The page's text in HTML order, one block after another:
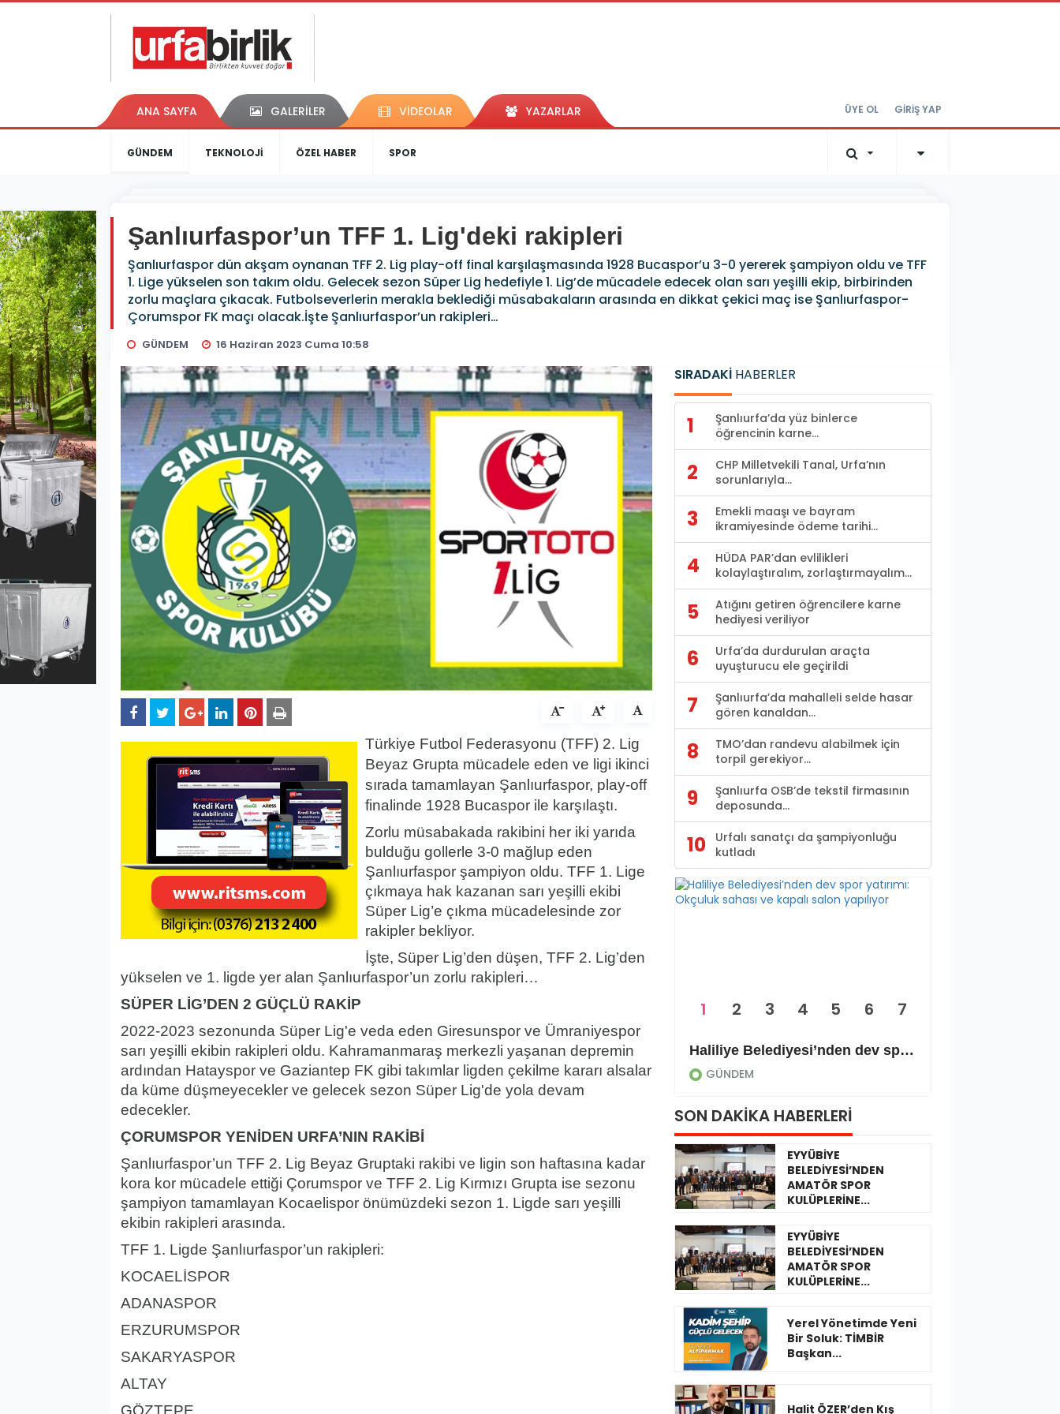
ANA SAYFA GALERİLER VİDEOLAR YAZARLAR ÜYE OL GİRİŞ YAP
GÜNDEM TEKNOLOJİ ÖZEL HABER SPOR
Şanlıurfaspor’un TFF 1. Lig'deki rakipleri
Şanlıurfaspor dün akşam oynanan TFF 2. Lig play-off final karşılaşmasında 1928 Bucaspor’u 3-0 yererek şampiyon oldu ve TFF
1. Lige yükselen son takım oldu. Gelecek sezon Süper Lig hedefiyle 1. Lig’de mücadele edecek olan sarı yeşilli ekip, birbirinden
zorlu maçlara çıkacak. Futbolseverlerin merakla beklediği müsabakaların arasında en dikkat çekici maç ise Şanlıurfaspor-
Çorumspor FK maçı olacak.İşte Şanlıurfaspor’un rakipleri…
GÜNDEM 16 Haziran 2023 Cuma 10:58
Türkiye Futbol Federasyonu (TFF) 2. Lig
Beyaz Grupta mücadele eden ve ligi ikinci
sırada tamamlayan Şanlıurfaspor, play-off
finalinde 1928 Bucaspor ile karşılaştı.
Zorlu müsabakada rakibini her iki yarıda
bulduğu gollerle 3-0 mağlup eden
Şanlıurfaspor şampiyon oldu. TFF 1. Lige
çıkmaya hak kazanan sarı yeşilli ekibi
Süper Lig’e çıkma mücadelesinde zor
rakipler bekliyor.
İşte, Süper Lig’den düşen, TFF 2. Lig’den
yükselen ve 1. ligde yer alan Şanlıurfaspor’un zorlu rakipleri…
SÜPER LİG’DEN 2 GÜÇLÜ RAKİP
2022-2023 sezonunda Süper Lig'e veda eden Giresunspor ve Ümraniyespor
sarı yeşilli ekibin rakipleri oldu. Kahramanmaraş merkezli yaşanan depremin
ardından Hatayspor ve Gaziantep FK gibi takımlar ligden çekilme kararı alsalar
da küme düşmeyecekler ve gelecek sezon Süper Lig'de yola devam
edecekler.
ÇORUMSPOR YENİDEN URFA’NIN RAKİBİ
Şanlıurfaspor’un TFF 2. Lig Beyaz Gruptaki rakibi ve ligin son haftasına kadar
kora kor mücadele ettiği Çorumspor ve TFF 2. Lig Kırmızı Grupta ise sezonu
şampiyon tamamlayan Kocaelispor önümüzdeki sezon 1. Ligde sarı yeşilli
ekibin rakipleri arasında.
TFF 1. Ligde Şanlıurfaspor’un rakipleri:
KOCAELİSPOR
ADANASPOR
ERZURUMSPOR
SAKARYASPOR
ALTAY
GÖZTEPE
SIRADAKİ HABERLER
1
Şanlıurfa’da yüz binlerce
öğrencinin karne...
2
CHP Milletvekili Tanal, Urfa’nın
sorunlarıyla...
3
Emekli maaşı ve bayram
ikramiyesinde ödeme tarihi...
4
HÜDA PAR’dan evlilikleri
kolaylaştıralım, zorlaştırmayalım...
5
Atığını getiren öğrencilere karne
hediyesi veriliyor
6
Urfa’da durdurulan araçta
uyuşturucu ele geçirildi
7
Şanlıurfa’da mahalleli selde hasar
gören kanaldan...
8
TMO’dan randevu alabilmek için
torpil gerekiyor...
9
Şanlıurfa OSB’de tekstil firmasının
deposunda...
10
Urfalı sanatçı da şampiyonluğu
kutladı
GÜNDEM
Haliliye Belediyesi’nden dev spor yatırımı: Okçuluk sahası ve kapalı salon yapılıyor
GÜNDEM
1 2 3 4 5 6 7
SON DAKİKA HABERLERİ
EYYÜBİYE
BELEDİYESİ’NDEN
AMATÖR SPOR
KULÜPLERİNE...
EYYÜBİYE
BELEDİYESİ’NDEN
AMATÖR SPOR
KULÜPLERİNE...
Yerel Yönetimde Yeni
Bir Soluk: TİMBİR
Başkan...
Halit ÖZER’den Kış